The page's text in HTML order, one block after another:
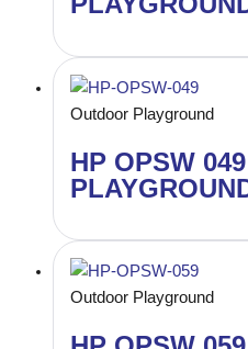
Outdoor Playground
HP OPSW
Outdoor Playground